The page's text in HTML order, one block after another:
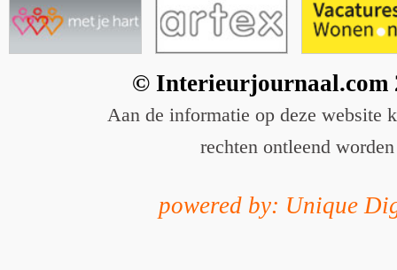
© Interieurjournaal.com
Aan de informatie op deze website
rechten ontleend worden
powered by: Unique